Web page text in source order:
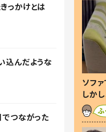
っかけとは
込んだような
つながった
ソフ
しか
察し
す！」